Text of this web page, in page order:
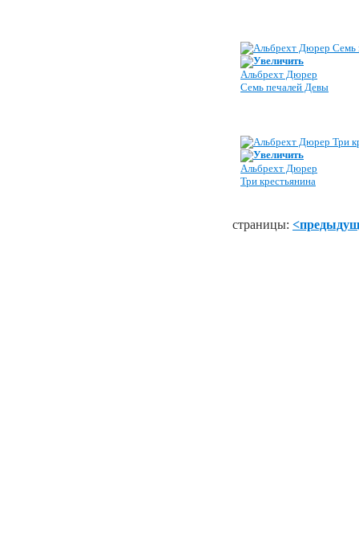
Увеличить
Альбрехт Дюрер
Семь печалей Девы
Увеличить
Альбрехт Дюрер
Три крестьянина
страницы: